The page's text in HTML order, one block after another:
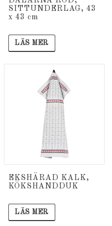
SITTUNDERLAG, 43
x 43 cm
LÄS MER
EKSHÄRAD KALK,
KÖKSHANDDUK
LÄS MER